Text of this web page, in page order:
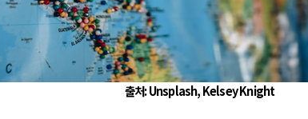
출처: Unsplash, Kelsey Knight